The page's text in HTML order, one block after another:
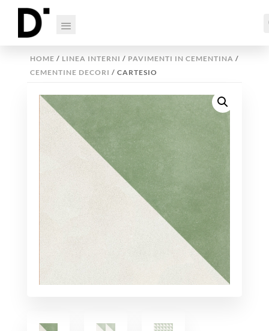
HOME / LINEA INTERNI / PAVIMENTI IN CEMENTINA /
CEMENTINE DECORI / CARTESIO